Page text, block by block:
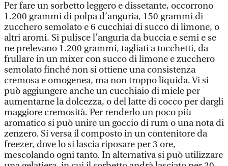
Per fare un sorbetto leggero e dissetante, occorrono
1.200 grammi di polpa d’anguria, 150 grammi di
zucchero semolato e 6 cucchiai di succo di limone, o
altri aromi. Si pulisce l’anguria da buccia e semi e se
ne prelevano 1.200 grammi, tagliati a tocchetti, da
frullare in un mixer con succo di limone e zucchero
semolato finché non si ottiene una consistenza
cremosa e omogenea, ma non troppo liquida. Vi si
può aggiungere anche un cucchiaio di miele per
aumentarne la dolcezza, o del latte di cocco per dargli
maggiore cremosità. Per renderlo un poco più
aromatico si può unire un goccio di rum o una nota di
zenzero. Si versa il composto in un contenitore da
freezer, dove lo si lascia riposare per 3 ore,
mescolando ogni tanto. In alternativa si può utilizzare